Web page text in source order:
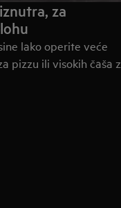
za
lako operite veće
pizzu ili visokih čaša